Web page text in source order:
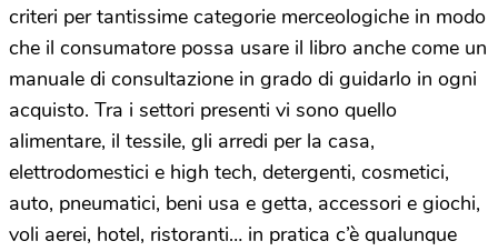
criteri per tantissime categorie merceologiche in modo
che il consumatore possa usare il libro anche come un
manuale di consultazione in grado di guidarlo in ogni
acquisto. Tra i settori presenti vi sono quello
alimentare, il tessile, gli arredi per la casa,
elettrodomestici e high tech, detergenti, cosmetici,
auto, pneumatici, beni usa e getta, accessori e giochi,
voli aerei, hotel, ristoranti… in pratica c’è qualunque